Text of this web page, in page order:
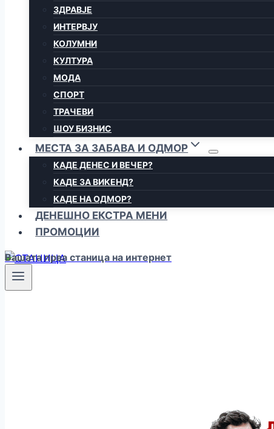
ЗДРАВЈЕ
ИНТЕРВЈУ
КОЛУМНИ
КУЛТУРА
МОДА
СПОРТ
ТРАЧЕВИ
ШОУ БИЗНИС
МЕСТА ЗА ЗАБАВА И ОДМОР
КАДЕ ДЕНЕС И ВЕЧЕР?
КАДЕ ЗА ВИКЕНД?
КАДЕ НА ОДМОР?
ДЕНЕШНО ЕКСТРА МЕНИ
ПРОМОЦИИ
Вашата прва станица на интернет